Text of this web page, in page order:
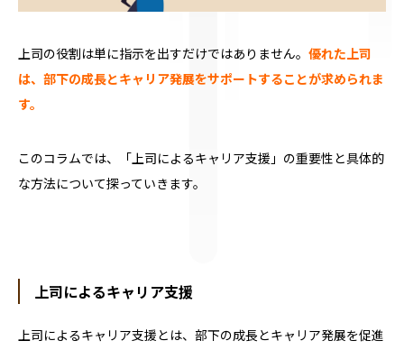
上司の役割は単に指示を出すだけではありません。 優れた上司
は、部下の成長とキャリア発展をサポートすることが求められま
す。
このコラムでは、「上司によるキャリア支援」の重要性と具体的
な方法について探っていきます。
上司によるキャリア支援
上司によるキャリア支援とは、部下の成長とキャリア発展を促進